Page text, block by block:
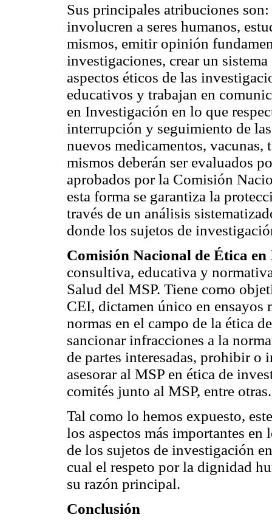
Sus principales atribuciones
involucren a seres humanos,
mismos, emitir opinión
investigaciones, crear un
aspectos éticos de las
educativos y trabajan en
en Investigación en lo que
interrupción y seguimiento de
nuevos medicamentos,
mismos deberán ser evaluados
aprobados por la Comisión
esta forma se garantiza la
través de un análisis
donde los sujetos de
Comisión Nacional de Ética
consultiva, educativa y
Salud del MSP. Tiene como
CEI, dictamen único en
normas en el campo de la ética
sancionar infracciones a la
de partes interesadas, prohibir
asesorar al MSP en ética de
comités junto al MSP, entre otras.
Tal como lo hemos expuesto,
los aspectos más importantes en
de los sujetos de investigación
cual el respeto por la dignidad
su razón principal.
Conclusión